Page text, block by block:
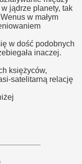
jądrze planety, tak
w małym
w dość podobnych
inaczej.
księżyców,
satelitarną relację